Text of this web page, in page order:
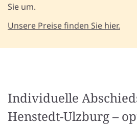
Sie um.
Unsere Preise finden Sie hier.
Individuelle
Henstedt-Ulzburg –